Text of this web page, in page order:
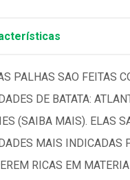
PALHAS SAO FEITAS
DE BATATA:
(SAIBA MAIS). ELAS
MAIS INDICADAS
RICAS EM